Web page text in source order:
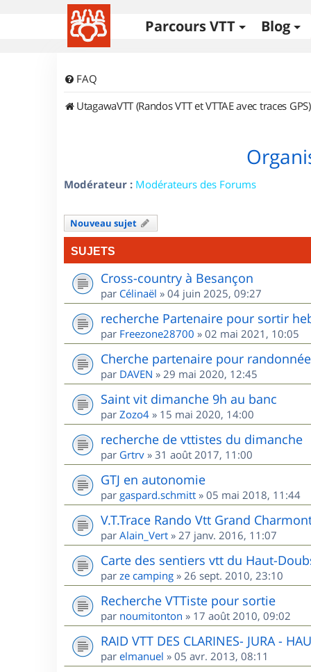
Parcours VTT Blog
FAQ
UtagawaVTT (Randos VTT et VTTAE avec traces GPS)
Modérateur : Modérateurs des Forums
Nouveau sujet
SUJETS
Cross-country à Besançon
par Célinaël » 04 juin 2025, 09:27
recherche Partenaire pour sortir
par Freezone28700 » 02 mai 2021, 10:05
Cherche partenaire pour
par DAVEN » 29 mai 2020, 12:45
Saint vit dimanche 9h au banc
par Zozo4 » 15 mai 2020, 14:00
recherche de vttistes du dimanche
par Grtrv » 31 août 2017, 11:00
GTJ en autonomie
par gaspard.schmitt » 05 mai 2018, 11:44
V.T.Trace Rando Vtt Grand
par Alain_Vert » 27 janv. 2016, 11:07
Carte des sentiers vtt du Haut-
par ze camping » 26 sept. 2010, 23:10
Recherche VTTiste pour sortie
par noumitonton » 17 août 2010, 09:02
RAID VTT DES CLARINES- JURA -
par elmanuel » 05 avr. 2013, 08:11